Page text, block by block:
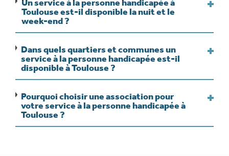
Toulouse est-il disponible la nuit et le
week-end ?
Dans quels quartiers et communes un
service à la personne handicapée est-il
disponible à Toulouse ?
Pourquoi choisir une association pour
votre service à la personne handicapée à
Toulouse ?